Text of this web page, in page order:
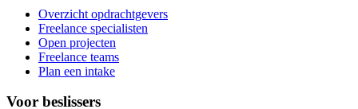
Overzicht opdrachtgevers
Freelance specialisten
Open projecten
Freelance teams
Plan een intake
Voor beslissers